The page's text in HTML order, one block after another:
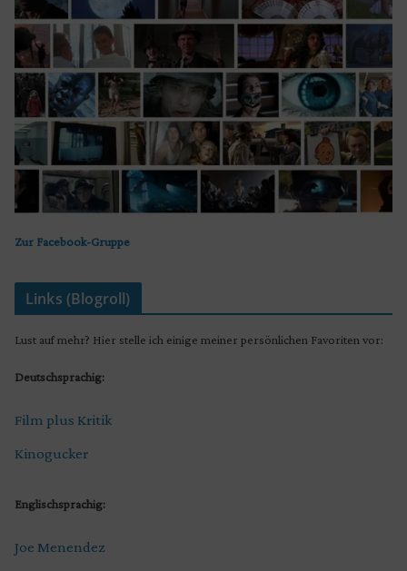
Zur Facebook-Gruppe
Links (Blogroll)
Lust auf mehr? Hier stelle ich einige meiner persönlichen Favoriten vor:
Deutschsprachig:
Film plus Kritik
Kinogucker
Englischsprachig:
Joe Menendez